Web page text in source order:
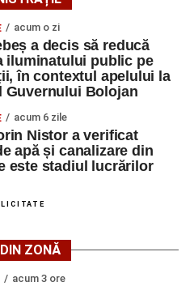
poate deveni motor de
, a declarat Alexandru Radu,
– Născuți Liberi.
loc în perioada
Greavilor din Gârbova
durată a evenimentului.
pe Google News
Prima ediție a Transylvania
din Gârbova
din Șugag spre Popasul
din Sebeș
rănit într-un accident rutier
din Sebeș
acum o zi
a decis să reducă
iluminatului public pe
în contextul apelului la
Guvernului Bolojan
acum 6 zile
Nistor a verificat
apă și canalizare din
este stadiul lucrărilor
ZONĂ
acum 3 ore